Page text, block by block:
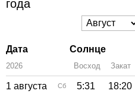
года
Дата Солнце
2026 Восход Закат
1 августа Сб 5:31 18:20